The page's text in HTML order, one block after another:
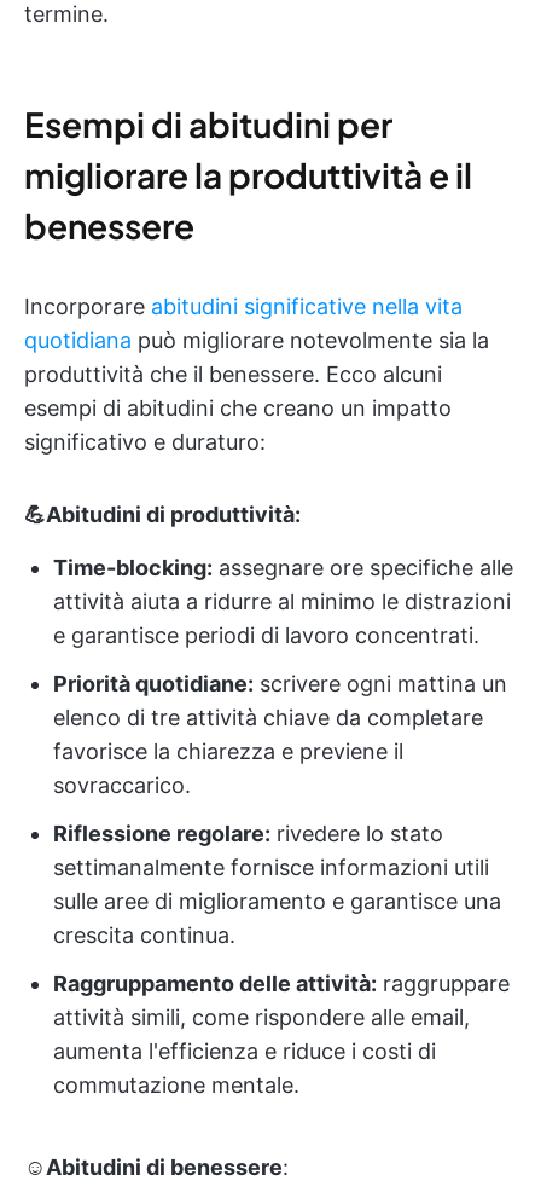
termine.
Esempi di abitudini per
migliorare la produttività e il
benessere
Incorporare abitudini significative nella vita
quotidiana può migliorare notevolmente sia la
produttività che il benessere. Ecco alcuni
esempi di abitudini che creano un impatto
significativo e duraturo:
💪Abitudini di produttività:
Time-blocking: assegnare ore specifiche alle
attività aiuta a ridurre al minimo le distrazioni
e garantisce periodi di lavoro concentrati.
Priorità quotidiane: scrivere ogni mattina un
elenco di tre attività chiave da completare
favorisce la chiarezza e previene il
sovraccarico.
Riflessione regolare: rivedere lo stato
settimanalmente fornisce informazioni utili
sulle aree di miglioramento e garantisce una
crescita continua.
Raggruppamento delle attività: raggruppare
attività simili, come rispondere alle email,
aumenta l'efficienza e riduce i costi di
commutazione mentale.
☺️Abitudini di benessere: